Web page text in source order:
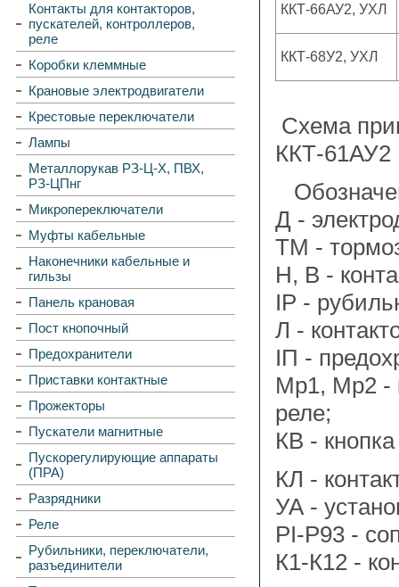
Контакты для контакторов,
пускателей, контроллеров,
реле
Коробки клеммные
Крановые электродвигатели
Крестовые переключатели
Лампы
Металлорукав РЗ-Ц-Х, ПВХ,
РЗ-ЦПнг
Микропереключатели
Муфты кабельные
Наконечники кабельные и
гильзы
Панель крановая
Пост кнопочный
Предохранители
Приставки контактные
Прожекторы
Пускатели магнитные
Пускорегулирующие аппараты
(ПРА)
Разрядники
Реле
Рубильники, переключатели,
разъединители
ККТ-66АУ2, УХЛ
ККТ-68У2, УХЛ
Схема
ККТ-61АУ2
Д -
ТМ -
Н, В -
IP -
Л -
IП -
Мр1, Мр2 -
реле;
КВ -
КЛ -
УА -
РI-P93 -
К1-К12 -